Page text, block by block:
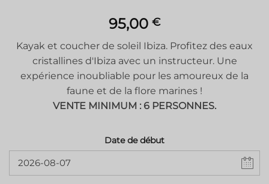
95,00 €
Kayak et coucher de soleil Ibiza. Profitez des eaux
cristallines d'Ibiza avec un instructeur. Une
expérience inoubliable pour les amoureux de la
faune et de la flore marines !
VENTE MINIMUM : 6 PERSONNES.
Date de début